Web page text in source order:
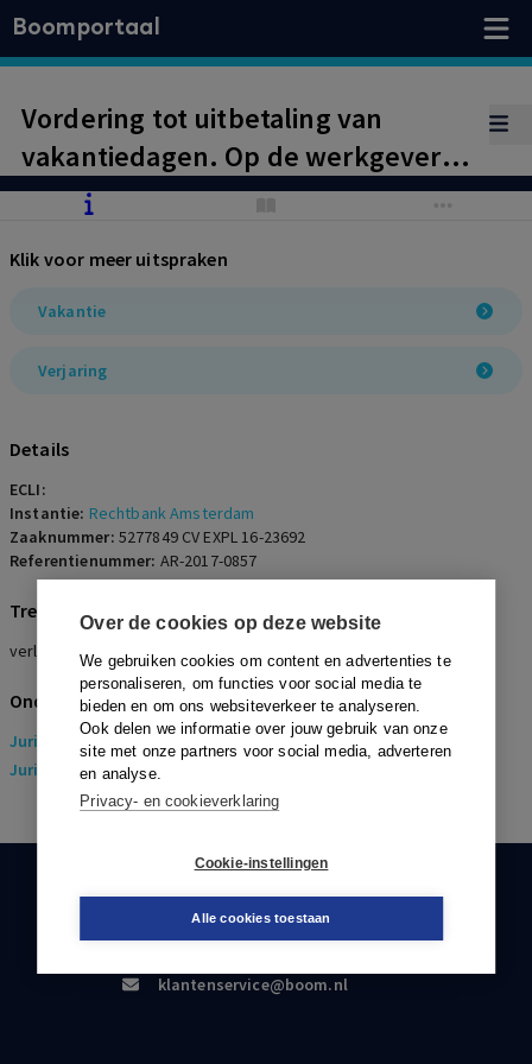
Over de cookies op deze website
We gebruiken cookies om content en advertenties te
personaliseren, om functies voor social media te
bieden en om ons websiteverkeer te analyseren.
Ook delen we informatie over jouw gebruik van onze
site met onze partners voor social media, adverteren
en analyse.
Privacy- en cookieverklaring
Cookie-instellingen
Alle cookies toestaan
Boomportaal
Vordering tot uitbetaling van
vakantiedagen. Op de werkgever
rust niet de verplichting werknemer
opnemen van vakantie is de
verantwoordelijkheid van de
Klik voor meer uitspraken
Vakantie
Verjaring
Details
ECLI:
Instantie: Rechtbank Amsterdam
Zaaknummer: 5277849 CV EXPL 16-23692
Referentienummer: AR-2017-0857
Trefwoorden
verlof, vakantie, nulurencontract, verval verlofuren
Onderwerpen
Juridisch > Arbeidsrecht
Juridisch> Sociaal Zekerheidsrecht
KLANTENSERVICE
088-0301000
klantenservice@boom.nl